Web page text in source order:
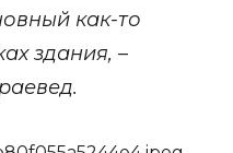
как-то
здания, –